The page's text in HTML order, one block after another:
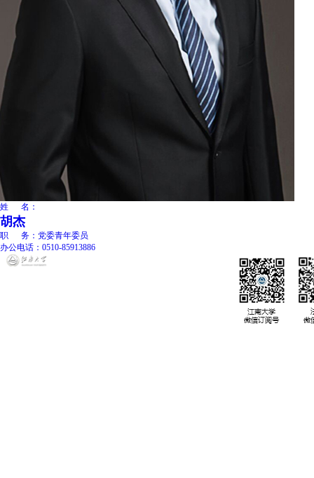
姓 名：
胡杰
职 务： 党委青年委员
办公电话： 0510-85913886